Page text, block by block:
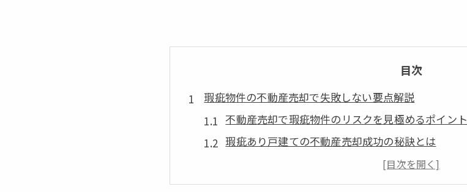
目次
瑕疵物件の不動産売却で失敗しない要点解説
不動産売却で瑕疵物件のリスクを見極めるポイント
瑕疵あり戸建ての不動産売却成功の秘訣とは
トラブル回避に役立つ不動産売却前の準備法
契約不適合責任を意識した不動産売却の注意点